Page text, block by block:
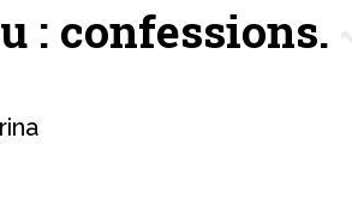
: confessions.